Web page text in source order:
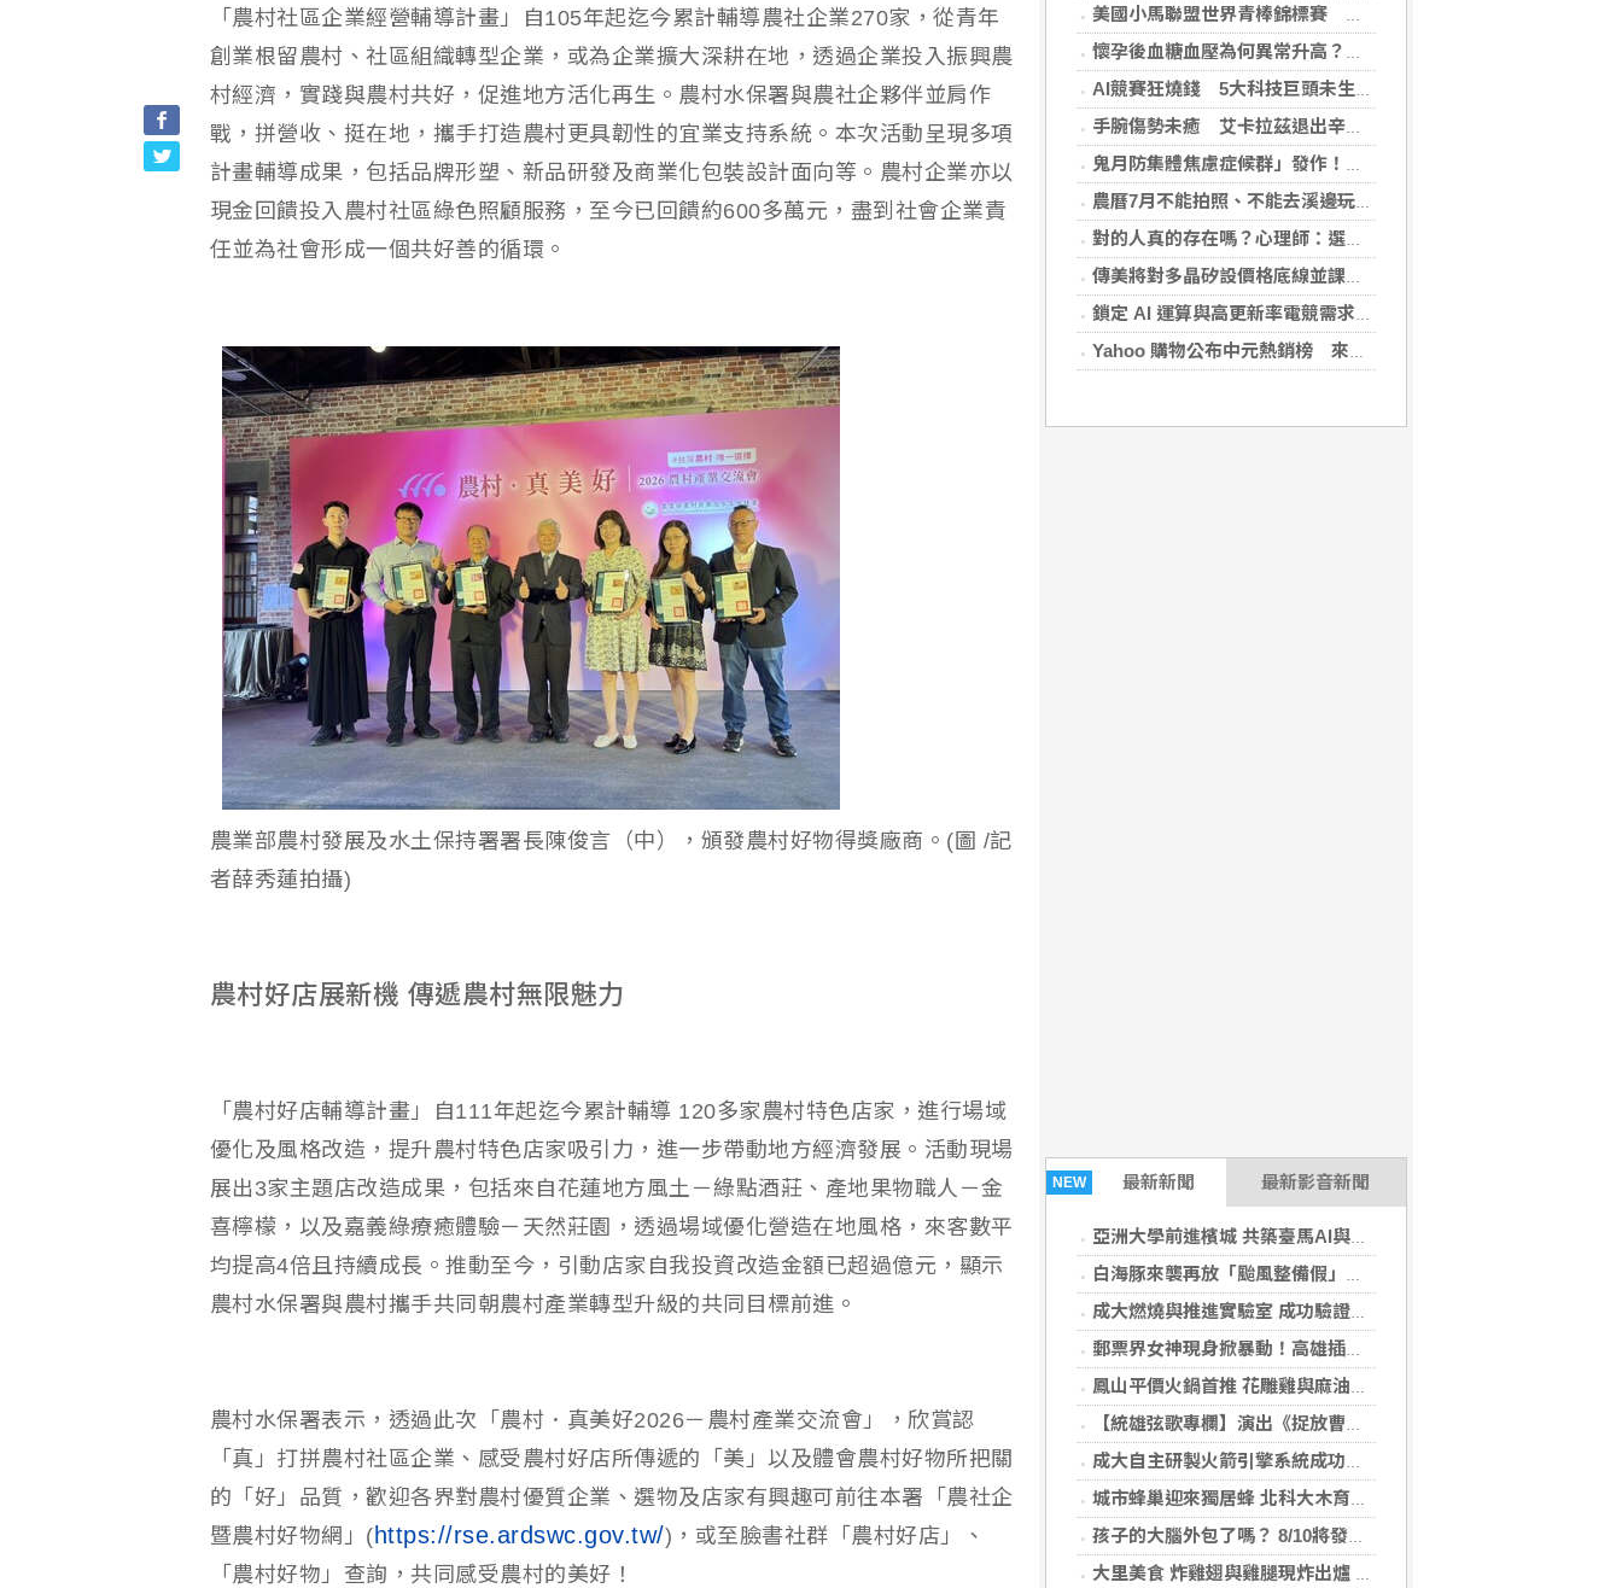
美國小馬聯盟世界青棒錦標賽 台灣隊奪亞軍
懷孕後血糖血壓為何異常升高？醫揭原因 規律產檢安心掌握孕期變化
AI競賽狂燒錢 5大科技巨頭未生效租金飆逾35兆元
手腕傷勢未癒 艾卡拉茲退出辛辛那提大師賽
鬼月防集體焦慮症候群」發作！醫揭：安度民俗月2大「認知調適」對策
農曆7月不能拍照、不能去溪邊玩？小心過度焦慮引發「鬼月症候群」
對的人真的存在嗎？心理師：選對的人只占30%，剩下70%靠「這件事」
傳美將對多晶矽設價格底線並課關稅 劍指中國供應鏈
鎖定 AI 運算與高更新率電競需求 技嘉 AORUS P1600W 電源供應器、宏碁 Nitro XV272U Z2 螢幕登場
Yahoo 購物公布中元熱銷榜 來一客蟬聯泡麵冠軍、紙紮吹科技風
NEW 最新新聞 最新影音新聞
亞洲大學前進檳城 共築臺馬AI與半導體人才培育平台
白海豚來襲再放「颱風整備假」？蔣萬安鬆口
成大燃燒與推進實驗室 成功驗證自主研製火箭引擎系統
郵票界女神現身掀暴動！高雄插畫家Rose簽名會8月8日登場
鳳山平價火鍋首推 花雕雞與麻油雞湯底通通有
【統雄弦歌專欄】演出《捉放曹》中絕不重要、但不會被忘的角色…（章台柳）
成大自主研製火箭引擎系統成功驗證
城市蜂巢迎來獨居蜂 北科大木育成果化身真實生態棲地
孩子的大腦外包了嗎？ 8/10將發表全台首份親師生對照大調查！
大里美食 炸雞翅與雞腿現炸出爐 學生最愛平價選擇
「農村社區企業經營輔導計畫」自105年起迄今累計輔導農社企業270家，從青年
創業根留農村、社區組織轉型企業，或為企業擴大深耕在地，透過企業投入振興農
村經濟，實踐與農村共好，促進地方活化再生。農村水保署與農社企夥伴並肩作
戰，拼營收、挺在地，攜手打造農村更具韌性的宜業支持系統。本次活動呈現多項
計畫輔導成果，包括品牌形塑、新品研發及商業化包裝設計面向等。農村企業亦以
現金回饋投入農村社區綠色照顧服務，至今已回饋約600多萬元，盡到社會企業責
任並為社會形成一個共好善的循環。
農業部農村發展及水土保持署署長陳俊言（中），頒發農村好物得獎廠商。(圖 /記
者薛秀蓮拍攝)
農村好店展新機 傳遞農村無限魅力
「農村好店輔導計畫」自111年起迄今累計輔導 120多家農村特色店家，進行場域
優化及風格改造，提升農村特色店家吸引力，進一步帶動地方經濟發展。活動現場
展出3家主題店改造成果，包括來自花蓮地方風土－綠點酒莊、產地果物職人－金
喜檸檬，以及嘉義綠療癒體驗－天然莊園，透過場域優化營造在地風格，來客數平
均提高4倍且持續成長。推動至今，引動店家自我投資改造金額已超過億元，顯示
農村水保署與農村攜手共同朝農村產業轉型升級的共同目標前進。
農村水保署表示，透過此次「農村．真美好2026－農村產業交流會」，欣賞認
「真」打拼農村社區企業、感受農村好店所傳遞的「美」以及體會農村好物所把關
的「好」品質，歡迎各界對農村優質企業、選物及店家有興趣可前往本署「農社企
暨農村好物網」( https://rse.ardswc.gov.tw/)，或至臉書社群「農村好店」、
「農村好物」查詢，共同感受農村的美好！